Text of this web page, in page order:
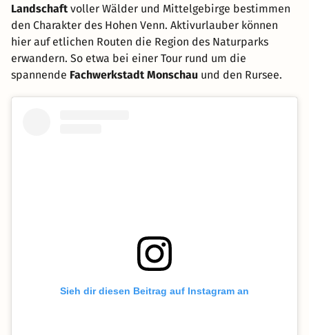
Landschaftvoller Wälder und Mittelgebirge bestimmen
den Charakter des Hohen Venn. Aktivurlauber können
hier auf etlichen Routen die Region des Naturparks
erwandern. So etwa bei einer Tour rund um die
spannende Fachwerkstadt Monschau und den Rursee.
Sieh dir diesen Beitrag auf Instagram an